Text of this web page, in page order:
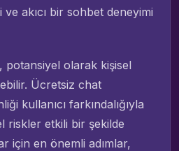
akıcı bir sohbet deneyimi
potansiyel olarak kişisel
Ücretsiz chat
kullanıcı farkındalığıyla
riskler etkili bir şekilde
için en önemli adımlar,